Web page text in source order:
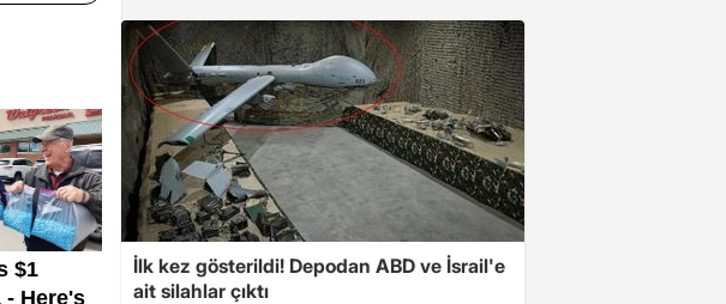
İlk kez gösterildi! Depodan ABD ve İsrail'e
ait silahlar çıktı